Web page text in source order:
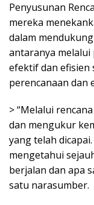
Penyusunan
mereka
dalam
antaranya melalui
efektif dan efisien
perencanaan dan
> “Melalui
dan mengukur
yang telah
mengetahui
berjalan dan apa
satu narasumber.